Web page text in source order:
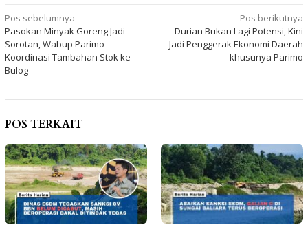
Navigasi
pos
Pos sebelumnya
Pasokan Minyak Goreng Jadi
Sorotan, Wabup Parimo
Koordinasi Tambahan Stok ke
Bulog
Pos berikutnya
Durian Bukan Lagi Potensi, Kini
Jadi Penggerak Ekonomi Daerah
khusunya Parimo
POS TERKAIT